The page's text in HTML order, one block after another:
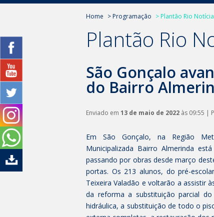
Home > Programação > Plantão Rio
Plantão Rio
São Gonçalo
do Bairro
Enviado em 13 de maio de 2022 às 09:55 |
Em São Gonçalo, na Região
Municipalizada Bairro Almerinda
passando por obras desde março
portas. Os 213 alunos, do pré-
Teixeira Valadão e voltarão a assistir
da reforma a substituição parcial
hidráulica, a substituição de todo o